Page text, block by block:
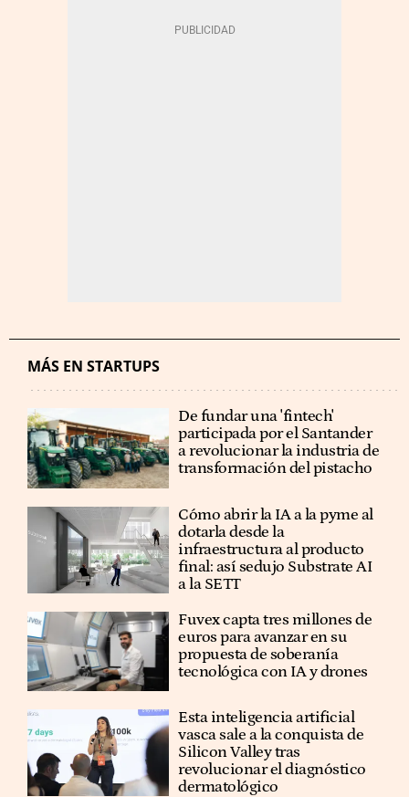
MÁS EN STARTUPS
De fundar una 'fintech'
participada por el Santander
a revolucionar la industria de
transformación del pistacho
Cómo abrir la IA a la pyme al
dotarla desde la
infraestructura al producto
final: así sedujo Substrate AI
a la SETT
Fuvex capta tres millones de
euros para avanzar en su
propuesta de soberanía
tecnológica con IA y drones
Esta inteligencia artificial
vasca sale a la conquista de
Silicon Valley tras
revolucionar el diagnóstico
dermatológico